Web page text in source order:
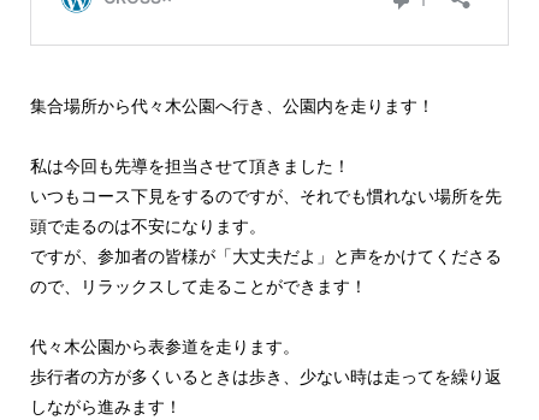
集合場所から代々木公園へ行き、公園内を走ります！
私は今回も先導を担当させて頂きました！
いつもコース下見をするのですが、それでも慣れない場所を先
頭で走るのは不安になります。
ですが、参加者の皆様が「大丈夫だよ」と声をかけてくださる
ので、リラックスして走ることができます！
代々木公園から表参道を走ります。
歩行者の方が多くいるときは歩き、少ない時は走ってを繰り返
しながら進みます！